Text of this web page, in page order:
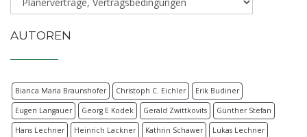
AUTOREN
Bianca Maria Braunshofer Christoph C. Eichler Erik Budiner
Eugen Langauer Georg E Kodek Gerald Zwittkovits Günther Stefan
Hans Lechner Heinrich Lackner Kathrin Schawer Lukas Lechner